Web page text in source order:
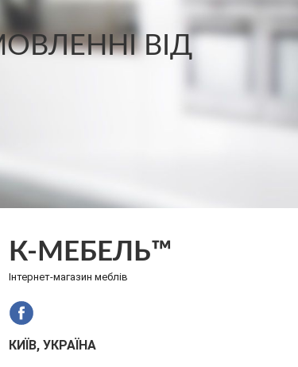
ВІД
К-МЕБЕЛЬ™
Інтернет-магазин меблів
КИЇВ, УКРАЇНА